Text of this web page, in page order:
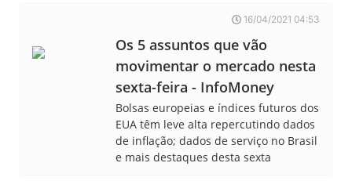
16/04/2021 04:53
Os 5 assuntos que vão
movimentar o mercado nesta
sexta-feira - InfoMoney
Bolsas europeias e índices futuros dos
EUA têm leve alta repercutindo dados
de inflação; dados de serviço no Brasil
e mais destaques desta sexta